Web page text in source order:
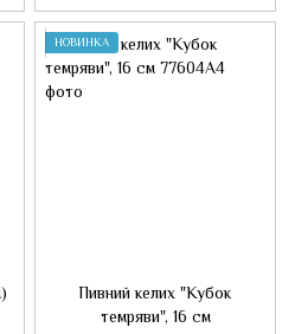
НОВИНКА
Пивний келих "Кубок
темряви", 16 см